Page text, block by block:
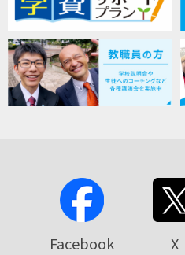
Facebook X